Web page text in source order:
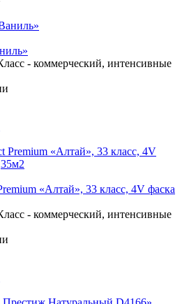
- коммерческий, интенсивные
«Алтай», 33 класс, 4V фаска
- коммерческий, интенсивные